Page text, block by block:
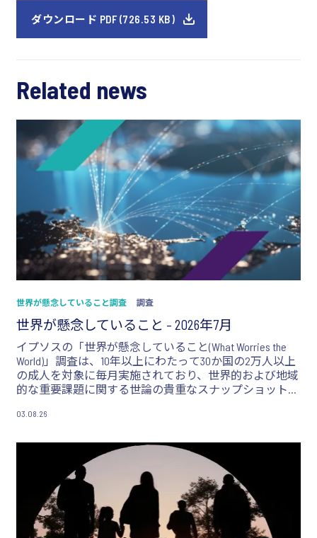
ダウンロード PDF (726.53 KB)
Related news
世界が懸念していること調査 調査
世界が懸念していること – 2026年7月
イプソスの「世界が懸念していること(What Worries the
World)」調査は、10年以上にわたって30か国の2万人以上
の成人を対象に毎月実施されており、世界的および地域
的な重要課題に関する世論の貴重なスナップショットを
03.08.26